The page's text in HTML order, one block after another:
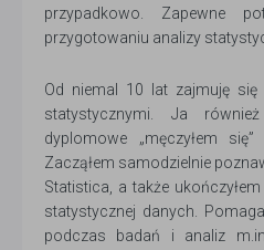
przypadkowo. Zapewne
przygotowaniu analizy
Od niemal 10 lat zajmuję się
statystycznymi. Ja
dyplomowe „męczyłem
Zacząłem samodzielnie
Statistica, a także
statystycznej danych.
podczas badań i analiz